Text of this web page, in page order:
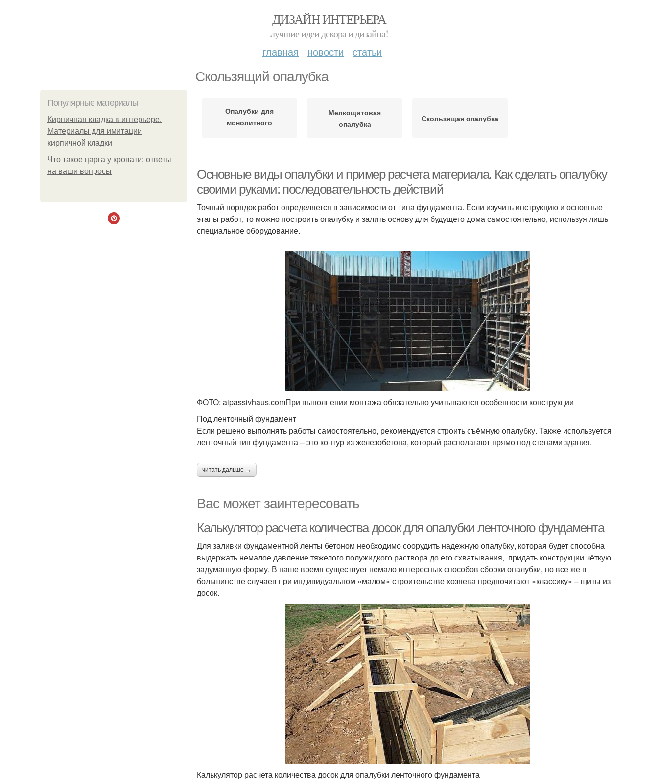
ДИЗАЙН ИНТЕРЬЕРА
лучшие идеи декора и дизайна!
главная новости статьи
Скользящий опалубка
Популярные материалы
Кирпичная кладка в интерьере.
Материалы для имитации
кирпичной кладки
Что такое царга у кровати: ответы
на ваши вопросы
Опалубки для
монолитного
Мелкощитовая
опалубка
Скользящая опалубка
Основные виды опалубки и пример расчета материала. Как сделать опалубку
своими руками: последовательность действий
Точный порядок работ определяется в зависимости от типа фундамента. Если изучить инструкцию и основные
этапы работ, то можно построить опалубку и залить основу для будущего дома самостоятельно, используя лишь
специальное оборудование.
ФОТО: aipassivhaus.comПри выполнении монтажа обязательно учитываются особенности конструкции
Под ленточный фундамент
Если решено выполнять работы самостоятельно, рекомендуется строить съёмную опалубку. Также используется
ленточный тип фундамента – это контур из железобетона, который располагают прямо под стенами здания.
читать дальше →
Вас может заинтересовать
Калькулятор расчета количества досок для опалубки ленточного фундамента
Для заливки фундаментной ленты бетоном необходимо соорудить надежную опалубку, которая будет способна
выдержать немалое давление тяжелого полужидкого раствора до его схватывания, придать конструкции чёткую
задуманную форму. В наше время существует немало интересных способов сборки опалубки, но все же в
большинстве случаев при индивидуальном «малом» строительстве хозяева предпочитают «классику» – щиты из
досок.
Калькулятор расчета количества досок для опалубки ленточного фундамента